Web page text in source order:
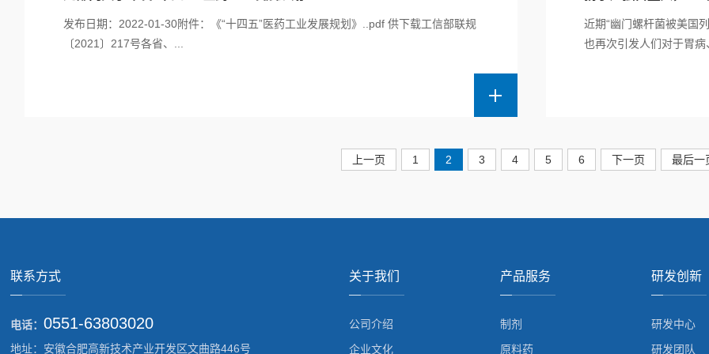
发布日期：2022-01-30附件：《“十四五”医药工业发展规划》..pdf 供下载工信部联规
〔2021〕217号各省、...
近期“幽门螺杆菌被美国
也再次引发人们对于胃
上一页 1 2 3 4 5 6 下一页 最后一
联系方式
电话：0551-63803020
地址：安徽合肥高新技术产业开发区文曲路446号
关于我们
公司介绍
企业文化
产品服务
制剂
原料药
研发创新
研发中心
研发团队